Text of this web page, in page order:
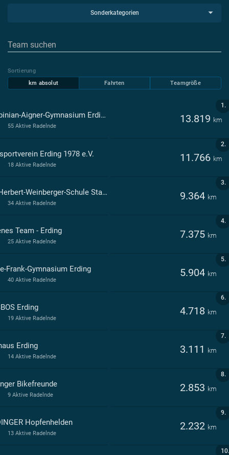
Sonderkategorien
Sortierung
km absolut
Fahrten Teamgröße
1.
Korbinian-Aigner-Gymnasium Erding 13.819 km
55 Aktive Radelnde
2.
Erding 1978 e.V. 11.766 km
18 Aktive Radelnde
3.
Dr.-Herbert-Weinberger-Schule Staatliche Berufsschule Erding 9.364 km
34 Aktive Radelnde
4.
Team - Erding 7.375 km
25 Aktive Radelnde
5.
Frank-Gymnasium Erding 5.904 km
40 Aktive Radelnde
6.
Erding 4.718 km
19 Aktive Radelnde
7.
Erding 3.111 km
14 Aktive Radelnde
8.
Bikefreunde 2.853 km
9 Aktive Radelnde
9.
Hopfenhelden 2.232 km
13 Aktive Radelnde
10.